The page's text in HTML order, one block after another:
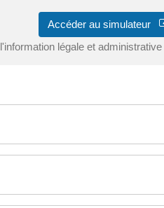
Accéder au simulateur
légale et